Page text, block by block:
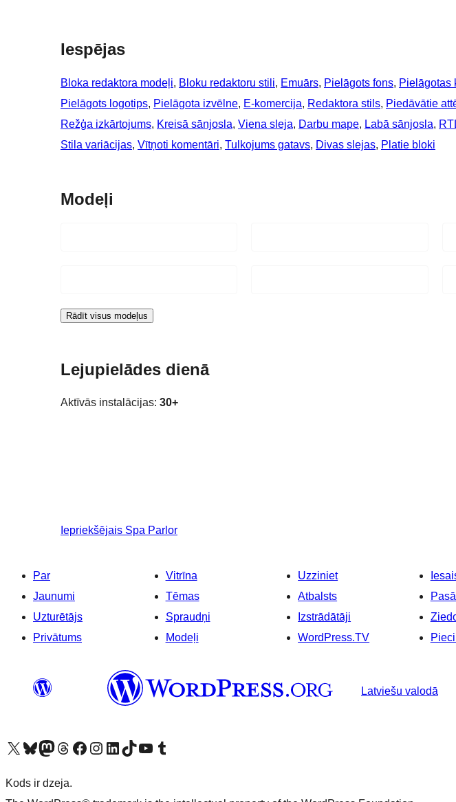
Iespējas
Bloka redaktora modeļi, Bloku redaktoru stili, Emuārs, Pielāgots fons, Pielāgotas
Pielāgots logotips, Pielāgota izvēlne, E-komercija, Redaktora stils, Piedāvātie
Režģa izkārtojums, Kreisā sānjosla, Viena sleja, Darbu mape, Labā sānjosla,
Stila variācijas, Vītņoti komentāri, Tulkojums gatavs, Divas slejas, Platie bloki
Modeļi
Rādīt visus modeļus
Lejupielādes dienā
Aktīvās instalācijas: 30+
Iepriekšējais Spa Parlor
Par
Jaunumi
Uzturētājs
Privātums
Vitrīna
Tēmas
Spraudņi
Modeļi
Uzziniet
Atbalsts
Izstrādātāji
WordPress.TV
Latviešu valodā
Apmeklējiet mūsu X (agrāk Twitter) kontu
Apmeklējiet mūsu Bluesky kontu
Apmeklējiet mūsu Mastodon kontu
Apmeklējiet mūsu Threads kontu
Apmeklējiet mūsu Facebook lapuApmeklējiet mūsu Instagram kontu
Apmeklējiet mūsu LinkedIn kontu
Apmeklējiet mūsu TikTok kontu
Apmeklējiet mūsu YouTube kanālu
Apmeklējiet mūsu Tumblr kontu
Kods ir dzeja.